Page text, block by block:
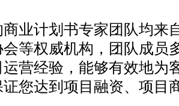
计划书专家团队均来
等权威机构，团队成员
营经验，能够有效地为
您达到项目融资、项目